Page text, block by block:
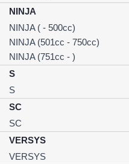
NINJA
NINJA ( - 500cc)
NINJA (501cc - 750cc)
NINJA (751cc - )
S
S
SC
SC
VERSYS
VERSYS